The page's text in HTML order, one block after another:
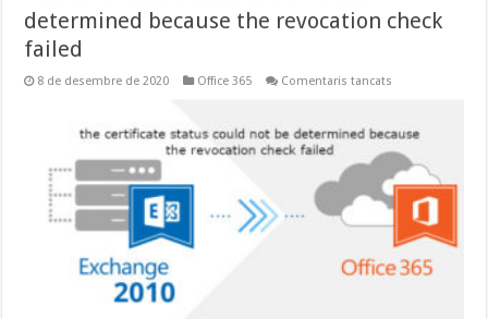
determined because the revocation check
failed
8 de desembre de 2020 Office 365 Comentaris tancats
could
not
determined
because
the
revocation
check
failed